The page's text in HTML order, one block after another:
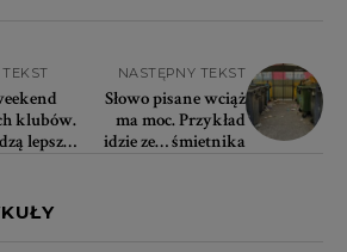
klubów.
lepsze
NASTĘPNY TEKST
Słowo pisane wciąż
ma moc. Przykład
idzie ze… śmietnika